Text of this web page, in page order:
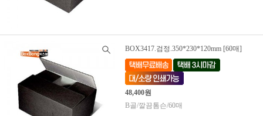
BOX3417.검정.350*230*120mm [60매]
48,400원
B골/깔끔톰슨/60매